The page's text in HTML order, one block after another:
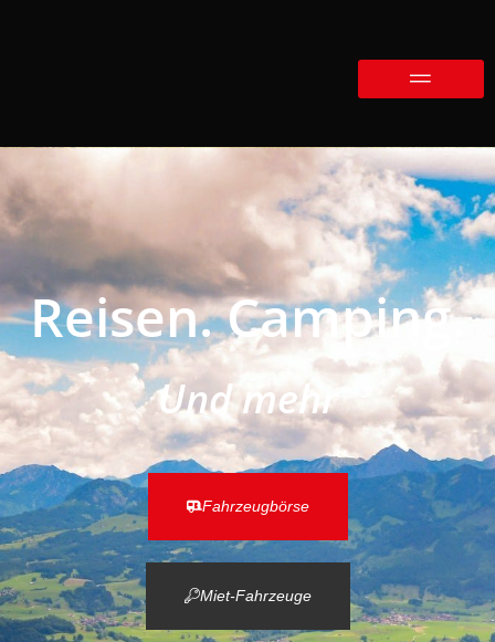
Reisen. Camping.
Und mehr
Fahrzeugbörse
Miet-Fahrzeuge